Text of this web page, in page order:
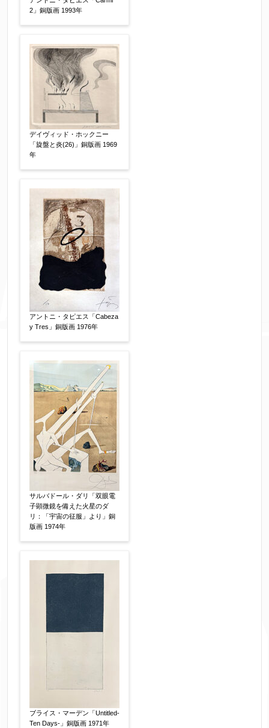
その他 【任意】
添付画像 【任意】
※添付画像は5MBまでのjpg、gif、pig、pdf形式
にてお送りください。
※追加や複数点ある場合はフォーム送信後に送ら
れてくる送信確認メール記載のアドレスからもお
送り頂けます。
お客様情報をご入力ください。
▼
※送信完了後こちらのメールアドレス宛に自動で
ールが受信されない場合は、送信が完了していな
2」銅版画 1993年
デイヴィッド・ホックニー
「旋盤と炎(26)」銅版画 1969
年
アントニ・タピエス「Cabeza
y Tres」銅版画 1976年
サルバドール・ダリ「双眼電
子顕微鏡を備えた火星のダ
リ：「宇宙の征服」より」銅
版画 1974年
ブライス・マーデン「Untitled-
Ten Days-」銅版画 1971年